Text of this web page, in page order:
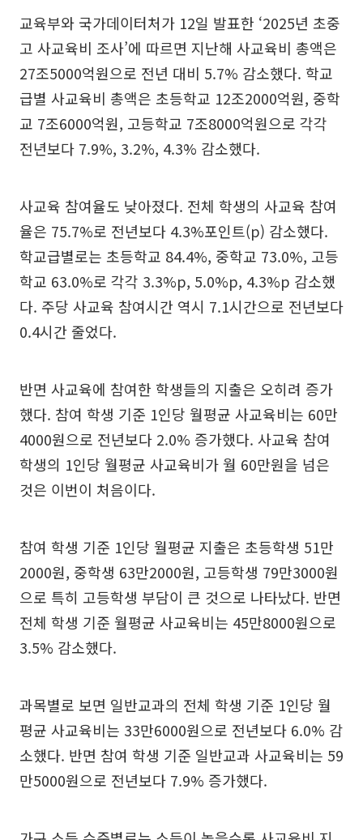
교육부와 국가데이터처가 12일 발표한 ‘2025년 초중
고 사교육비 조사’에 따르면 지난해 사교육비 총액은
27조5000억원으로 전년 대비 5.7% 감소했다. 학교
급별 사교육비 총액은 초등학교 12조2000억원, 중학
교 7조6000억원, 고등학교 7조8000억원으로 각각
전년보다 7.9%, 3.2%, 4.3% 감소했다.
사교육 참여율도 낮아졌다. 전체 학생의 사교육 참여
율은 75.7%로 전년보다 4.3%포인트(p) 감소했다.
학교급별로는 초등학교 84.4%, 중학교 73.0%, 고등
학교 63.0%로 각각 3.3%p, 5.0%p, 4.3%p 감소했
다. 주당 사교육 참여시간 역시 7.1시간으로 전년보다
0.4시간 줄었다.
반면 사교육에 참여한 학생들의 지출은 오히려 증가
했다. 참여 학생 기준 1인당 월평균 사교육비는 60만
4000원으로 전년보다 2.0% 증가했다. 사교육 참여
학생의 1인당 월평균 사교육비가 월 60만원을 넘은
것은 이번이 처음이다.
참여 학생 기준 1인당 월평균 지출은 초등학생 51만
2000원, 중학생 63만2000원, 고등학생 79만3000원
으로 특히 고등학생 부담이 큰 것으로 나타났다. 반면
전체 학생 기준 월평균 사교육비는 45만8000원으로
3.5% 감소했다.
과목별로 보면 일반교과의 전체 학생 기준 1인당 월
평균 사교육비는 33만6000원으로 전년보다 6.0% 감
소했다. 반면 참여 학생 기준 일반교과 사교육비는 59
만5000원으로 전년보다 7.9% 증가했다.